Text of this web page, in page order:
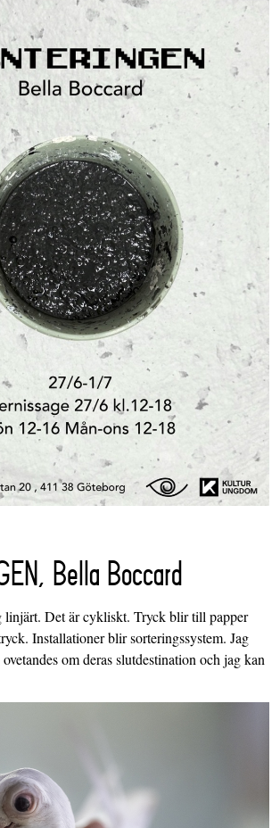
Bella Boccard
linjärt. Det är cykliskt. Tryck blir till papper
Installationer blir sorteringssystem. Jag
om deras slutdestination och jag kan